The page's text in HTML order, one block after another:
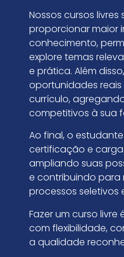
Nossos cursos
proporcionar maior
conhecimento,
explore temas
e prática. Além
oportunidades
currículo,
competitivos à sua
Ao final, o
certificação e
ampliando suas
e contribuindo para
processos seletivos
Fazer um curso
com flexibilidade,
a qualidade